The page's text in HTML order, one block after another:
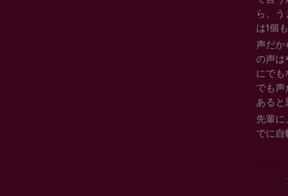
ら、
は1個
声だ
の声
にで
でも
あると
先輩
でに自